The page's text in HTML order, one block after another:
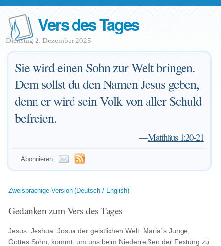
Vers des Tages
Dienstag 2. Dezember 2025
Sie wird einen Sohn zur Welt bringen.
Dem sollst du den Namen Jesus geben,
denn er wird sein Volk von aller Schuld
befreien.
—Matthäus 1:20-21
Abonnieren:
Zweisprachige Version (Deutsch / English)
Gedanken zum Vers des Tages
Jesus. Jeshua. Josua der geistlichen Welt. Maria´s Junge,
Gottes Sohn, kommt, um uns beim Niederreißen der Festung zu